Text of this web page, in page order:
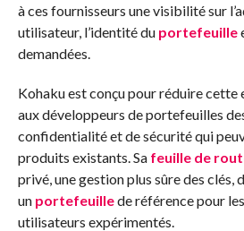
à ces fournisseurs une visibilité sur
utilisateur, l’identité du portefeuille
demandées.
Kohaku est conçu pour réduire
aux développeurs de portefeuilles
confidentialité et de sécurité qui
produits existants. Sa feuille de
privé, une gestion plus sûre des clés,
un portefeuillede référence pour
utilisateurs expérimentés.